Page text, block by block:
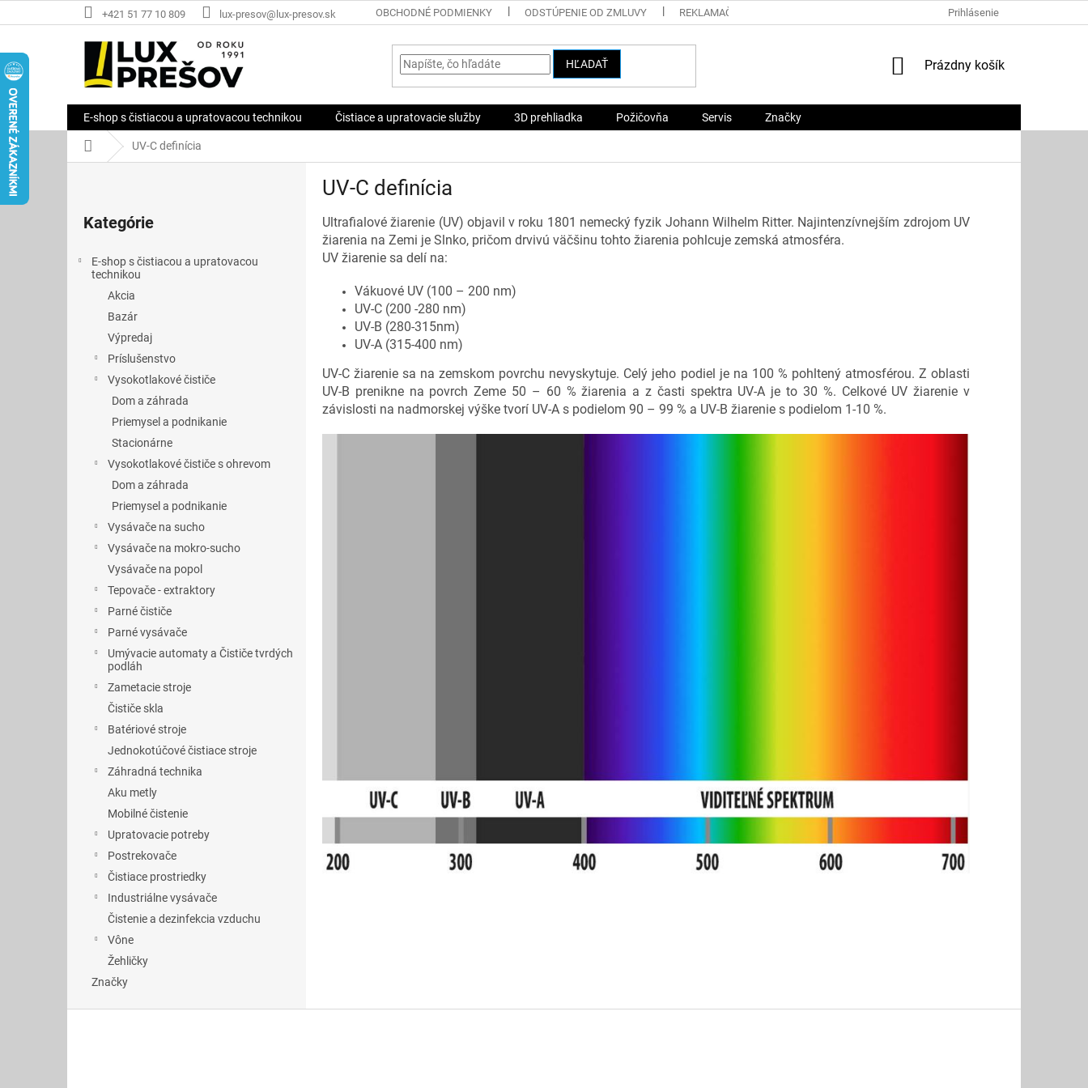
na
+421 51 77 10 809 lux-presov@lux-presov.sk OBCHODNÉ PODMIENKY ODSTÚPENIE OD ZMLUVY REKLAMAČNÝ PORIADOK O NÁS
Prihlásenie
HĽADAŤ
NÁKUPNÝ
Prázdny košík
E-shop s čistiacou a upratovacou technikou Čistiace a upratovacie služby 3D prehliadka Požičovňa Servis Značky
DomovUV-C definícia
kategórie
Kategórie
E-shop s čistiacou a upratovacou
technikou
Akcia
Bazár
Výpredaj
Príslušenstvo
Vysokotlakové čističe
Dom a záhrada
Priemysel a podnikanie
Stacionárne
Vysokotlakové čističe s ohrevom
Dom a záhrada
Priemysel a podnikanie
Vysávače na sucho
Vysávače na mokro-sucho
Vysávače na popol
Tepovače - extraktory
Parné čističe
Parné vysávače
Umývacie automaty a Čističe tvrdých
podláh
Zametacie stroje
Čističe skla
Batériové stroje
Jednokotúčové čistiace stroje
Záhradná technika
Aku metly
Mobilné čistenie
Upratovacie potreby
Postrekovače
Čistiace prostriedky
Industriálne vysávače
Čistenie a dezinfekcia vzduchu
Vône
Žehličky
Značky
UV-C definícia
Ultrafialové žiarenie (UV) objavil v roku 1801 nemecký fyzik Johann Wilhelm Ritter. Najintenzívnejším zdrojom UV
žiarenia na Zemi je Slnko, pričom drvivú väčšinu tohto žiarenia pohlcuje zemská atmosféra.
UV žiarenie sa delí na:
Vákuové UV (100 – 200 nm)
UV-C (200 -280 nm)
UV-B (280-315nm)
UV-A (315-400 nm)
UV-C žiarenie sa na zemskom povrchu nevyskytuje. Celý jeho podiel je na 100 % pohltený atmosférou. Z oblasti
UV-B prenikne na povrch Zeme 50 – 60 % žiarenia a z časti spektra UV-A je to 30 %. Celkové UV žiarenie v
závislosti na nadmorskej výške tvorí UV-A s podielom 90 – 99 % a UV-B žiarenie s podielom 1-10 %.